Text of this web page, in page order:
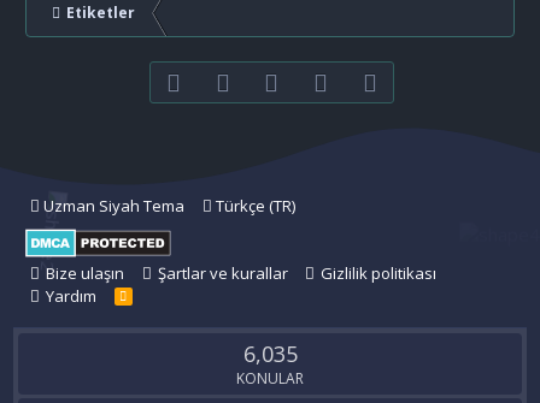
Etiketler
FacebookTwitter youtubeBize ulaşın
Uzman Siyah Tema Türkçe (TR)
Bize ulaşın Şartlar ve kurallar
Gizlilik politikası
Yardım
R
S
6,035
KONULAR